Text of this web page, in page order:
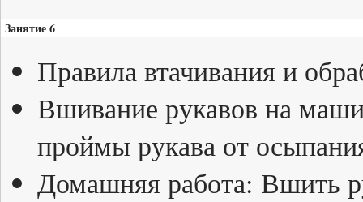
Занятие 6
Правила втачивания и
Вшивание рукавов на
проймы рукава от
Домашняя работа: Вшить